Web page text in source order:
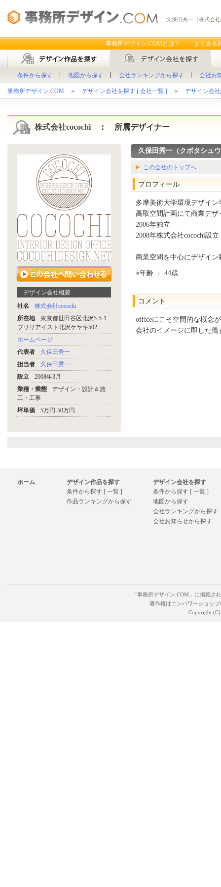
久保田秀一（株式会
事務所デザイン.COMとは？ よくある
条件から探す 地図から探す 会社ランキングから探す 会社お
事務所デザイン.COM ＞ デザイン会社を探す [ 会社一覧 ] ＞ デザイン会
株式会社cocochi ： 所属デザイナー
デザイン会社概要
社名
株式会社cocochi
所在地
東京都世田谷区北沢5-5-1
ブリリアイスト北沢ケヤキ502
ホームページ
代表者
久保田秀一
担当者
久保田秀一
設立
2008年3月
業種・業態
デザイン・設計＆施
工・工事
坪単価
5万円-50万円
久保田秀一（クボタシュ
この会社のトップへ
プロフィール
多摩美術大学環境デザイン
高取空間計画にて商業デザ
2006年独立
2008年株式会社cocochi設立
商業空間を中心にデザイン
●年齢 ： 44歳
コメント
officeにこそ空間的な概念
会社のイメージに即した働
ホーム
デザイン作品を探す
条件から探す [ 一覧 ]
作品ランキングから探す
デザイン会社を探す
条件から探す [ 一覧 ]
地図から探す
会社ランキングから探す
会社お知らせから探す
「事務所デザイン.COM」に掲載さ
著作権はエンパワーショッ
Copyright